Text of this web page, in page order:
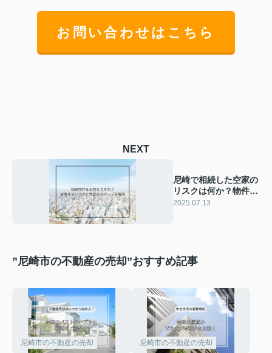
お問い合わせはこちら
NEXT
尼崎で相続した空家の
リスクは何か？物件売
却の注意点や対策も紹
2025.07.13
”尼崎市の不動産の売却”おすすめ記事
尼崎市の不動産の売却 尼崎市の不動産の売却